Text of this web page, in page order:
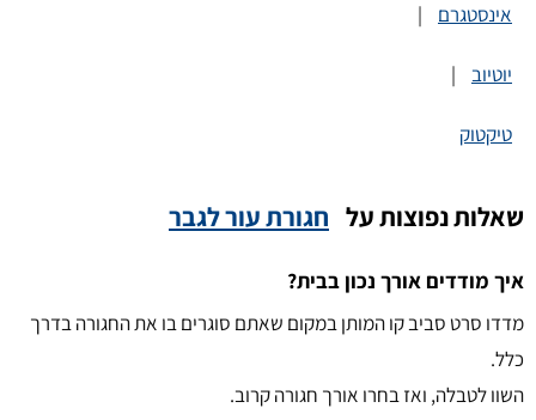
אינסטגרם |
יוטיוב |
טיקטוק
שאלות נפוצות על חגורת עור לגבר
איך מודדים אורך נכון בבית?
מדדו סרט סביב קו המותן במקום שאתם סוגרים בו את החגורה בדרך
כלל.
השוו לטבלה, ואז בחרו אורך חגורה קרוב.